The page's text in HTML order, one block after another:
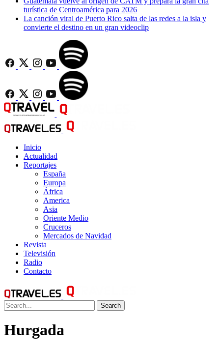
turística de Centroamérica para 2026
La canción viral de Puerto Rico salta de las redes a la isla y
convierte el destino en un gran videoclip
Inicio
Actualidad
Reportajes
España
Europa
África
America
Asia
Oriente Medio
Cruceros
Mercados de Navidad
Revista
Televisión
Radio
Contacto
Search
Hurgada